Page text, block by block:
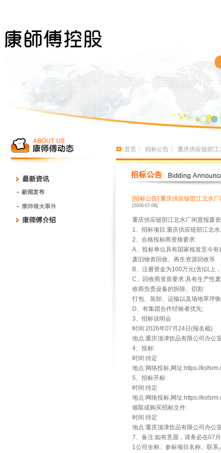
首页 〉 招标公告 〉 重庆供应链部
[招标公告] 重庆供应链部江北水
[2026-07-08]
重庆供应链部江北水厂闲置报废
1、招标项目:重庆供应链部江北
2、合格投标商资格要求:
A、投标单位具有国家核发至今
废旧物资回收、再生资源回收等
B、注册资金为100万元(含)以上
C、回收商资质要求:具有生产性
收商负责设备的拆除、切割
打包、装卸、运输以及场地草坪
D、有集团合作经验者优先;
3、招标说明会
时间:2026年07月24日(报名截)
地点:重庆顶津饮品有限公司办公
4、投标:
时间:待定
地点:网络投标,网址:https://
5、招标开标:
时间:待定
地点:网络投标,网址:https://
领取或购买招标文件:
时间:待定
地点:重庆顶津饮品有限公司办公
7、备注:如有意愿，请务必在07
1公司全称、参标项目名称、联